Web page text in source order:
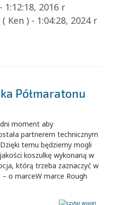
1:12:18, 2016 r
) - 1:04:28, 2024 r
Półmaratonu
moment aby
partnerem technicznym
temu będziemy mogli
koszulkę wykonaną w
którą trzeba zaznaczyć w
o marceW marce Rough